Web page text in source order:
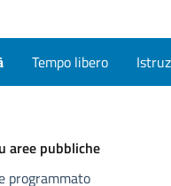
Tempo libero
aree pubbliche
programmato